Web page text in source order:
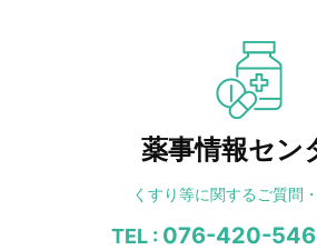
薬事情報セン
くすり等に関する ご質問
TEL : 076-420-